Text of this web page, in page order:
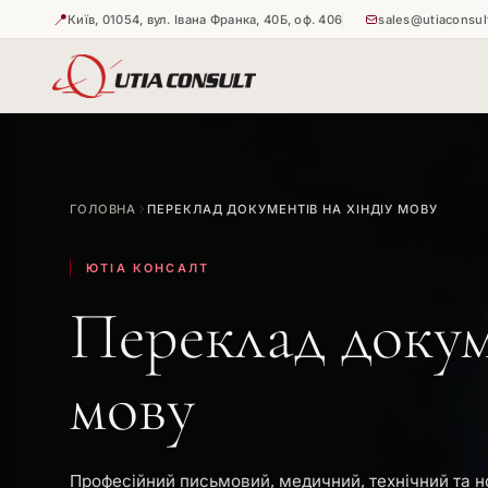
📍Київ, 01054, вул. Івана Франка, 40Б, оф. 406
ГОЛОВНА ПЕРЕКЛАД ДОКУМЕНТІВ НА ХІНДІУ МОВУ
ЮТІА КОНСАЛТ
Переклад
мову
Професійний письмовий, медичний, технічний та